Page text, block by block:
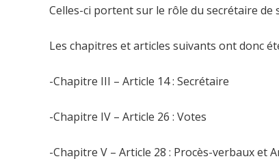
Celles-ci portent sur le rôle du secrétaire de
Les chapitres et articles suivants ont donc
-Chapitre III – Article 14 : Secrétaire
-Chapitre IV – Article 26 : Votes
-Chapitre V – Article 28 : Procès-verbaux et